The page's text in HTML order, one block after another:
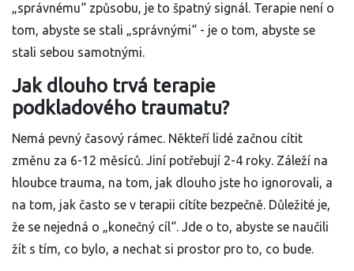
„správnému“ způsobu, je to špatný signál. Terapie není o
tom, abyste se stali „správnými“ - je o tom, abyste se
stali sebou samotnými.
Jak dlouho trvá terapie
podkladového traumatu?
Nemá pevný časový rámec. Někteří lidé začnou cítit
změnu za 6-12 měsíců. Jiní potřebují 2-4 roky. Záleží na
hloubce trauma, na tom, jak dlouho jste ho ignorovali, a
na tom, jak často se v terapii cítíte bezpečně. Důležité je,
že se nejedná o „konečný cíl“. Jde o to, abyste se naučili
žít s tím, co bylo, a nechat si prostor pro to, co bude.